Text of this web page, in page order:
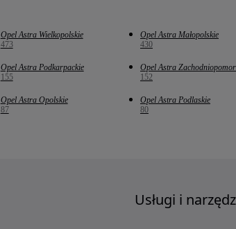
Opel Astra Wielkopolskie
473
Opel Astra Małopolskie
430
Opel Astra Podkarpackie
155
Opel Astra
152
Opel Astra Opolskie
87
Opel Astra Podlaskie
80
Usługi i